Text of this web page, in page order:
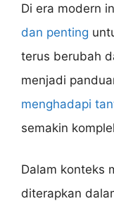
Di era modern
dan penting
terus berubah
menjadi
menghadapi
semakin
Dalam konteks
diterapkan